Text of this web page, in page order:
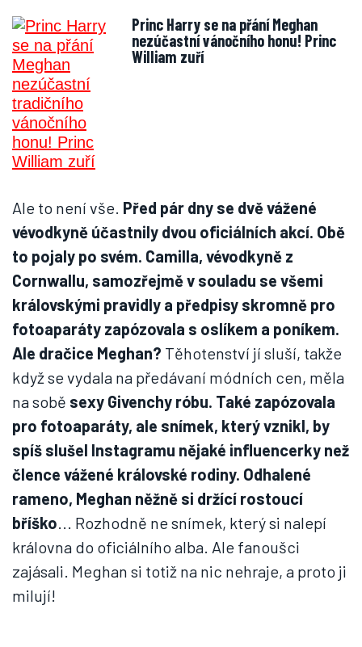
Princ Harry se na přání Meghan
nezúčastní vánočního honu! Princ
William zuří
Ale to není vše. Před pár dny se dvě vážené
vévodkyně účastnily dvou oficiálních akcí. Obě
to pojaly po svém. Camilla, vévodkyně z
Cornwallu, samozřejmě v souladu se všemi
královskými pravidly a předpisy skromně pro
fotoaparáty zapózovala s oslíkem a poníkem.
Ale dračice Meghan? Těhotenství jí sluší, takže
když se vydala na předávaní módních cen, měla
na sobě sexy Givenchy róbu. Také zapózovala
pro fotoaparáty, ale snímek, který vznikl, by
spíš slušel Instagramu nějaké influencerky než
člence vážené královské rodiny. Odhalené
rameno, Meghan něžně si držící rostoucí
bříško... Rozhodně ne snímek, který si nalepí
královna do oficiálního alba. Ale fanoušci
zajásali. Meghan si totiž na nic nehraje, a proto ji
milují!